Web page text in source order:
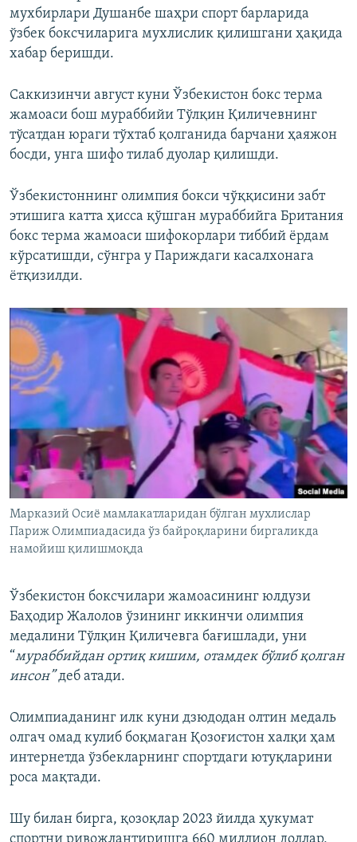
мухбирлари Душанбе шаҳри спорт барларида
ўзбек боксчиларига мухлислик қилишгани ҳақида
хабар беришди.
Саккизинчи август куни Ўзбекистон бокс терма
жамоаси бош мураббийи Тўлқин Қиличевнинг
тўсатдан юраги тўхтаб қолганида барчани ҳаяжон
босди, унга шифо тилаб дуолар қилишди.
Ўзбекистоннинг олимпия бокси чўққисини забт
этишига катта ҳисса қўшган мураббийга Британия
бокс терма жамоаси шифокорлари тиббий ёрдам
кўрсатишди, сўнгра у Париждаги касалхонага
ётқизилди.
Марказий Осиё мамлакатларидан бўлган мухлислар
Париж Олимпиадасида ўз байроқларини биргаликда
намойиш қилишмоқда
Ўзбекистон боксчилари жамоасининг юлдузи
Баҳодир Жалолов ўзининг иккинчи олимпия
медалини Тўлқин Қиличевга бағишлади, уни
“мураббийдан ортиқ кишим, отамдек бўлиб қолган
инсон”деб атади.
Олимпиаданинг илк куни дзюдодан олтин медаль
олгач омад кулиб боқмаган Қозоғистон халқи ҳам
интернетда ўзбекларнинг спортдаги ютуқларини
роса мақтади.
Шу билан бирга, қозоқлар 2023 йилда ҳукумат